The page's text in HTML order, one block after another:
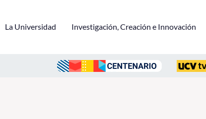
La Universidad Investigación, Creación e Innovación